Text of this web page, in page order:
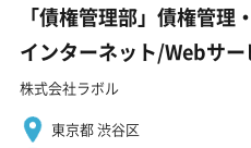
「債権管理部」債権管
インターネット/Webサ
株式会社ラボル
東京都 渋谷区